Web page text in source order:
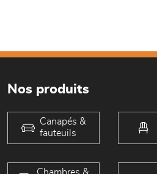
Nos produits
Canapés &
fauteuils